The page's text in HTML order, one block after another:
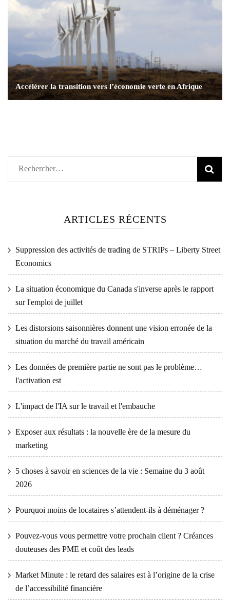
Accélérer la transition vers l’économie verte en Afrique
Rechercher :
ARTICLES RÉCENTS
Suppression des activités de trading de STRIPs – Liberty Street
Economics
La situation économique du Canada s'inverse après le rapport
sur l'emploi de juillet
Les distorsions saisonnières donnent une vision erronée de la
situation du marché du travail américain
Les données de première partie ne sont pas le problème…
l'activation est
L'impact de l'IA sur le travail et l'embauche
Exposer aux résultats : la nouvelle ère de la mesure du
marketing
5 choses à savoir en sciences de la vie : Semaine du 3 août
2026
Pourquoi moins de locataires s’attendent-ils à déménager ?
Pouvez-vous vous permettre votre prochain client ? Créances
douteuses des PME et coût des leads
Market Minute : le retard des salaires est à l’origine de la crise
de l’accessibilité financière